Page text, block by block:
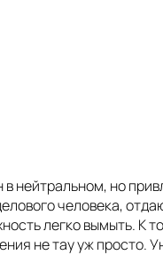
но
человека,
легко вымыть. К
не тау уж просто.